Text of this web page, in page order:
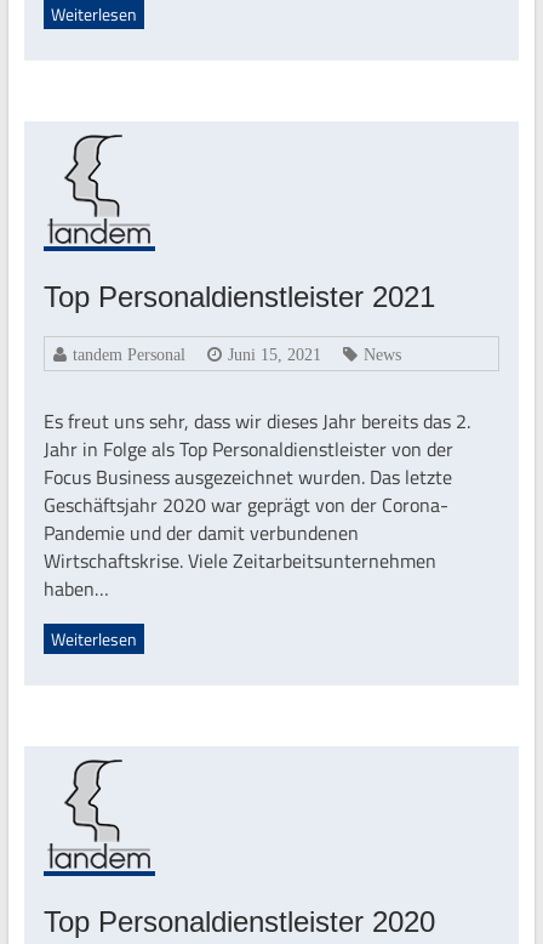
Weiterlesen
Top Personaldienstleister 2021
tandem Personal Juni 15, 2021 News
Es freut uns sehr, dass wir dieses Jahr bereits das 2.
Jahr in Folge als Top Personaldienstleister von der
Focus Business ausgezeichnet wurden. Das letzte
Geschäftsjahr 2020 war geprägt von der Corona-
Pandemie und der damit verbundenen
Wirtschaftskrise. Viele Zeitarbeitsunternehmen
haben…
Weiterlesen
Top Personaldienstleister 2020